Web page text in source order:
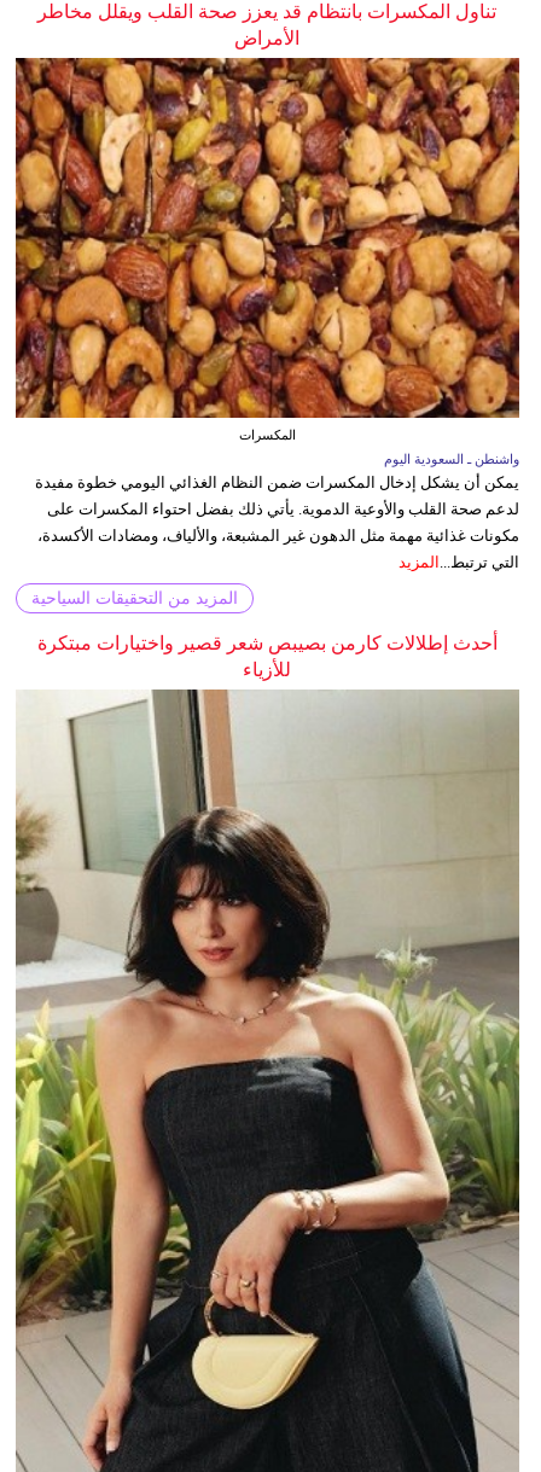
تناول المكسرات بانتظام قد يعزز صحة القلب ويقلل مخاطر
الأمراض
المكسرات
واشنطن ـ السعودية اليوم
يمكن أن يشكل إدخال المكسرات ضمن النظام الغذائي اليومي خطوة مفيدة
لدعم صحة القلب والأوعية الدموية. يأتي ذلك بفضل احتواء المكسرات على
مكونات غذائية مهمة مثل الدهون غير المشبعة، والألياف، ومضادات الأكسدة،
التي ترتبط... المزيد
المزيد من التحقيقات السياحية
أحدث إطلالات كارمن بصيبص شعر قصير واختيارات مبتكرة
للأزياء